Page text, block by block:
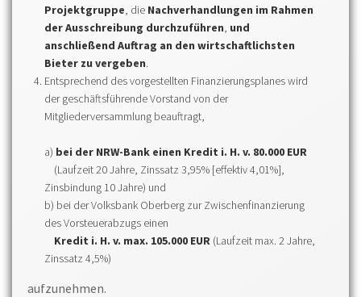
Projektgruppe, die Nachverhandlungen im Rahmen
der Ausschreibung durchzuführen, und
anschließend Auftrag an den wirtschaftlichsten
Bieter zu vergeben.
Entsprechend des vorgestellten Finanzierungsplanes wird
der geschäftsführende Vorstand von der
Mitgliederversammlung beauftragt,
a) bei der NRW-Bank einen Kredit i. H. v. 80.000 EUR
(Laufzeit 20 Jahre, Zinssatz 3,95% [effektiv 4,01%],
Zinsbindung 10 Jahre) und
b) bei der Volksbank Oberberg zur Zwischenfinanzierung
des Vorsteuerabzugs einen
Kredit i. H. v. max. 105.000 EUR (Laufzeit max. 2 Jahre,
Zinssatz 4,5%)
aufzunehmen.